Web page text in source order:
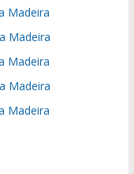
Madeira
Madeira
Madeira
Madeira
Madeira